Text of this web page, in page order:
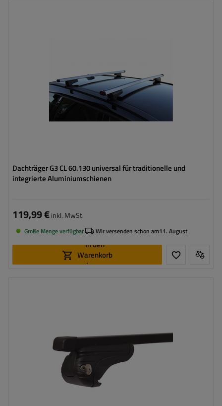
Dachträger G3 CL 60.130 universal für traditionelle und
integrierte Aluminiumschienen
119,99 €inkl. MwSt
Große Menge verfügbar Wir versenden schon am11. August
In den
Warenkorb
legen